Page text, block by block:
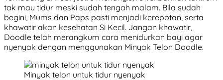
tak mau tidur meski sudah tengah malam. Bila sudah
begini, Mums dan Paps pasti menjadi kerepotan, serta
khawatir akan kesehatan Si Kecil. Jangan khawatir,
Doodle telah merangkum cara menidurkan bayi agar
nyenyak dengan menggunakan Minyak Telon Doodle.
Minyak telon untuk tidur nyenyak